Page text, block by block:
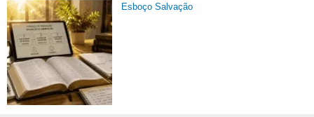
Esboço Salvação